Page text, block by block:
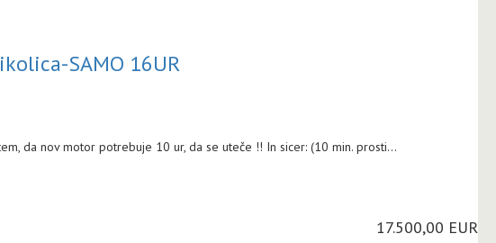
SAMO 16UR
da nov motor potrebuje 10 ur, da se uteče !! In sicer: (10 min. prosti...
17.500,00 EUR